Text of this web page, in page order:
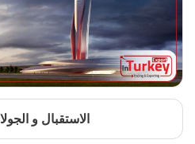
الاستقبال و